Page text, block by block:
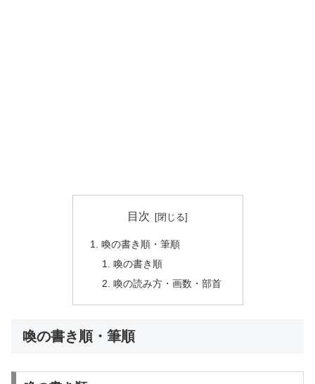
目次
喚の書き順・筆順
喚の書き順
喚の読み方・画数・部首
喚の書き順・筆順